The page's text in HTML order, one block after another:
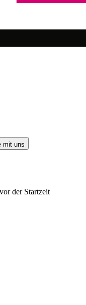
mit uns
der Startzeit